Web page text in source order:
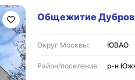
Общежитие
Округ Москвы: ЮВАО
Район/поселение: р-н